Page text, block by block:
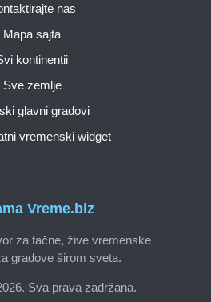
Vreme.biz
za tačne, žive vremenske
gradove širom sveta.
Sva prava zadržana.
nas
Mapa sajta
kontinentii
Sve zemlje
glavni gradovi
vremenski widget